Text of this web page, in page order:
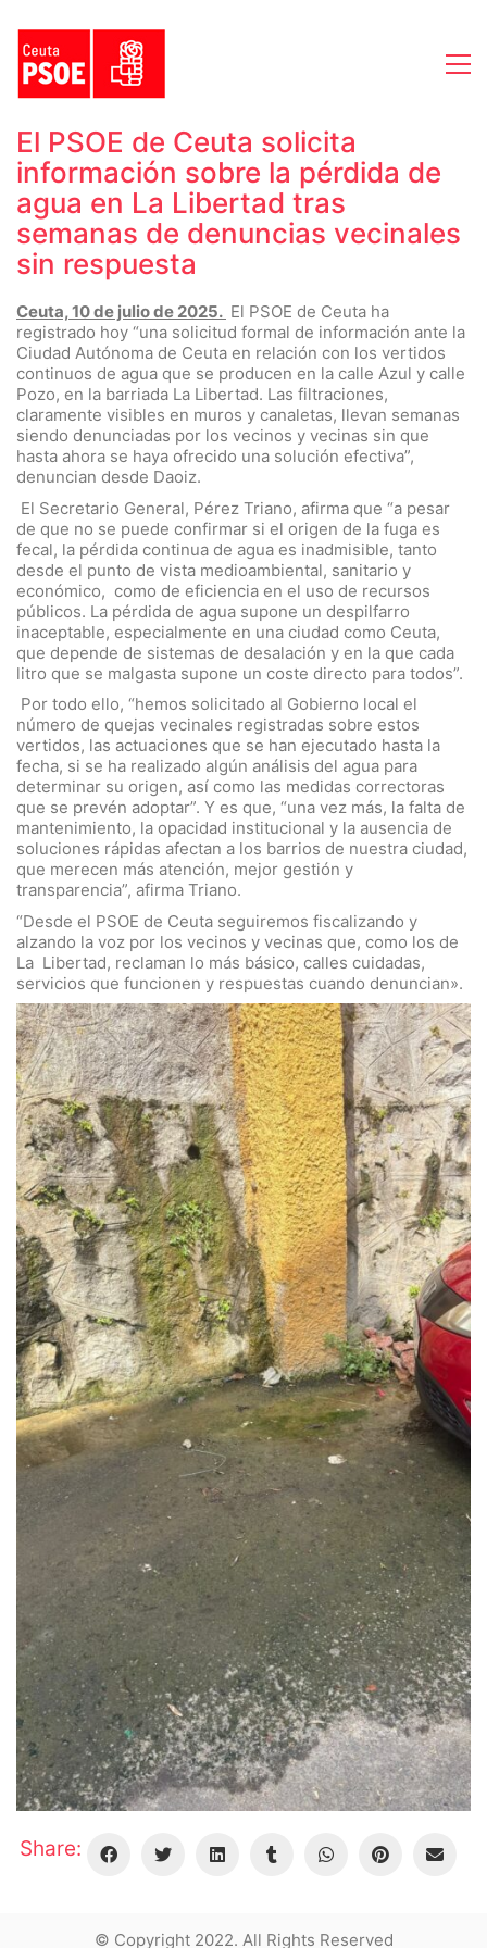
El PSOE de Ceuta solicita
información sobre la pérdida de
agua en La Libertad tras
semanas de denuncias vecinales
sin respuesta
Ceuta, 10 de julio de 2025. El PSOE de Ceuta ha
registrado hoy “una solicitud formal de información ante la
Ciudad Autónoma de Ceuta en relación con los vertidos
continuos de agua que se producen en la calle Azul y calle
Pozo, en la barriada La Libertad. Las filtraciones,
claramente visibles en muros y canaletas, llevan semanas
siendo denunciadas por los vecinos y vecinas sin que
hasta ahora se haya ofrecido una solución efectiva”,
denuncian desde Daoiz.
El Secretario General, Pérez Triano, afirma que “a pesar
de que no se puede confirmar si el origen de la fuga es
fecal, la pérdida continua de agua es inadmisible, tanto
desde el punto de vista medioambiental, sanitario y
económico, como de eficiencia en el uso de recursos
públicos. La pérdida de agua supone un despilfarro
inaceptable, especialmente en una ciudad como Ceuta,
que depende de sistemas de desalación y en la que cada
litro que se malgasta supone un coste directo para todos”.
Por todo ello, “hemos solicitado al Gobierno local el
número de quejas vecinales registradas sobre estos
vertidos, las actuaciones que se han ejecutado hasta la
fecha, si se ha realizado algún análisis del agua para
determinar su origen, así como las medidas correctoras
que se prevén adoptar”. Y es que, “una vez más, la falta de
mantenimiento, la opacidad institucional y la ausencia de
soluciones rápidas afectan a los barrios de nuestra ciudad,
que merecen más atención, mejor gestión y
transparencia”, afirma Triano.
“Desde el PSOE de Ceuta seguiremos fiscalizando y
alzando la voz por los vecinos y vecinas que, como los de
La Libertad, reclaman lo más básico, calles cuidadas,
servicios que funcionen y respuestas cuando denuncian».
Share:
© Copyright 2022. All Rights Reserved